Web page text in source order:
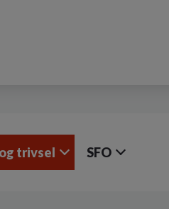
trivsel SFO